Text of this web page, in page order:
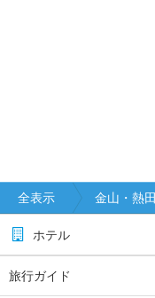
全表示 金山・熱田
ホテル
旅行ガイド